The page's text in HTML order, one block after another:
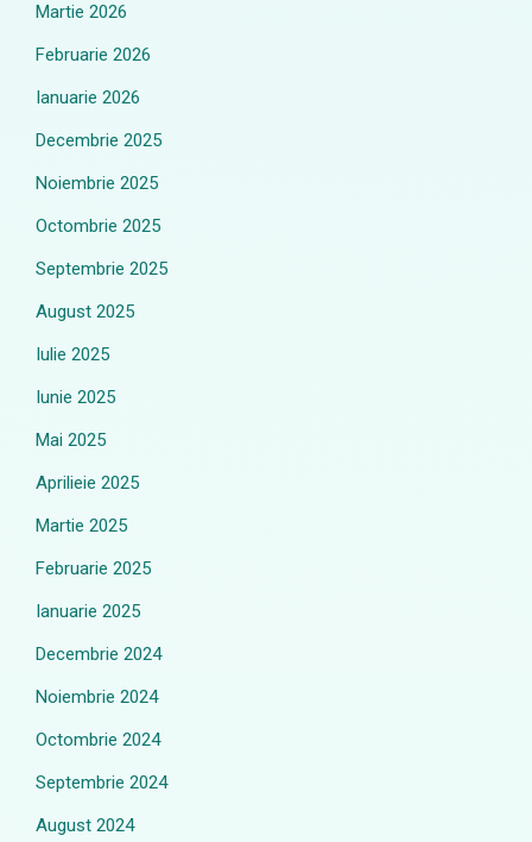
Martie 2026
Februarie 2026
Ianuarie 2026
Decembrie 2025
Noiembrie 2025
Octombrie 2025
Septembrie 2025
August 2025
Iulie 2025
Iunie 2025
Mai 2025
Aprilieie 2025
Martie 2025
Februarie 2025
Ianuarie 2025
Decembrie 2024
Noiembrie 2024
Octombrie 2024
Septembrie 2024
August 2024